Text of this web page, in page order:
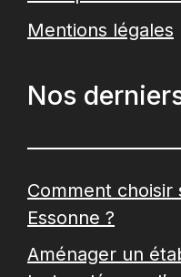
Mentions légales
Nos
Comment choisir
Essonne ?
Aménager un